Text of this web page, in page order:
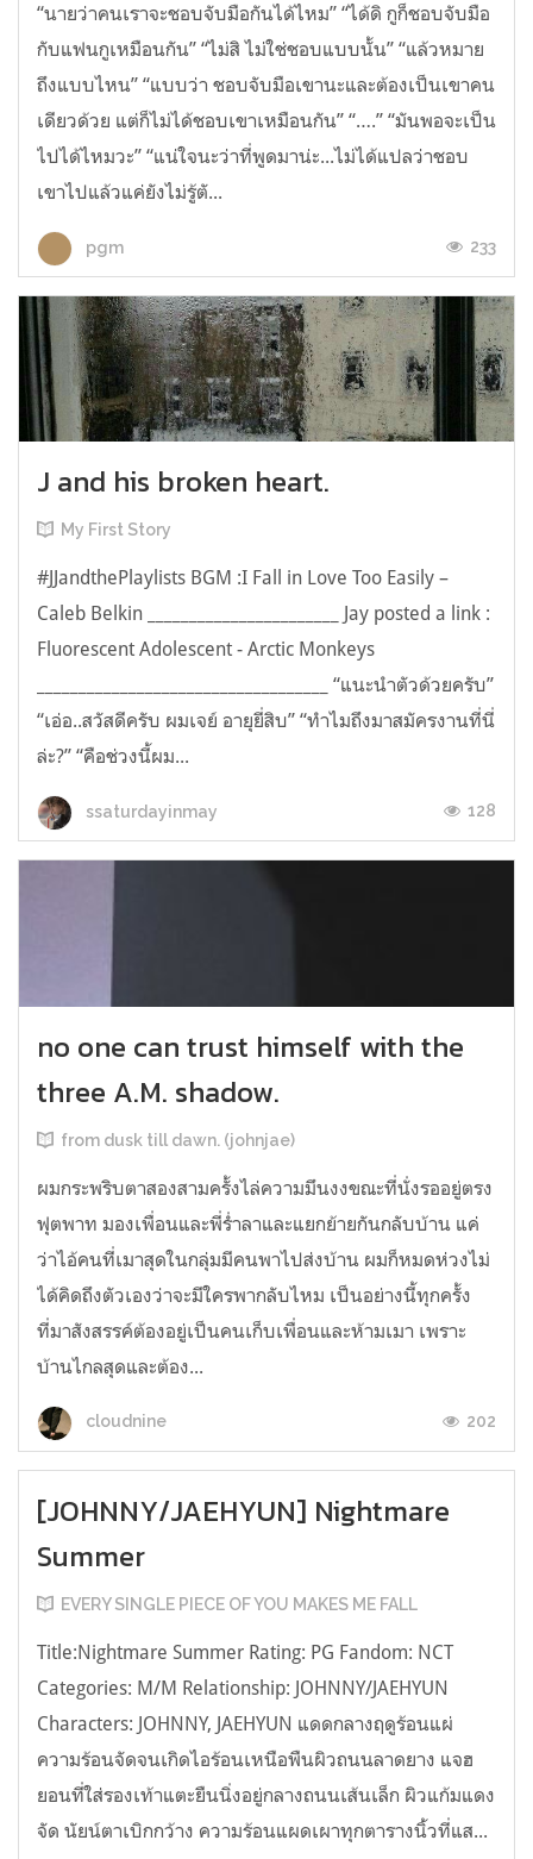
“นายว่าคนเราจะชอบจับมือกันได้ไหม” “ได้ดิ กูก็ชอบจับมือ
กับแฟนกูเหมือนกัน” “ไม่สิ ไม่ใช่ชอบแบบนั้น” “แล้วหมาย
ถึงแบบไหน” “แบบว่า ชอบจับมือเขานะและต้องเป็นเขาคน
เดียวด้วย แต่ก็ไม่ได้ชอบเขาเหมือนกัน” “….” “มันพอจะเป็น
ไปได้ไหมวะ” “แน่ใจนะว่าที่พูดมาน่ะ...ไม่ได้แปลว่าชอบ
เขาไปแล้วแค่ยังไม่รู้ตั...
pgm 233
J and his broken heart.
My First Story
#JJandthePlaylists BGM :I Fall in Love Too Easily –
Caleb Belkin _______________________ Jay posted a link :
Fluorescent Adolescent - Arctic Monkeys
___________________________________­­­­­­­ “แนะนำตัวด้วยครับ”
“เอ่อ..สวัสดีครับ ผมเจย์ อายุยี่สิบ” “ทำไมถึงมาสมัครงานที่นี่
ล่ะ?” “คือช่วงนี้ผม...
ssaturdayinmay 128
no one can trust himself with the
three A.M. shadow.
from dusk till dawn. (johnjae)
ผมกระพริบตาสองสามครั้งไล่ความมึนงงขณะที่นั่งรออยู่ตรง
ฟุตพาท มองเพื่อนและพี่ร่ำลาและแยกย้ายกันกลับบ้าน แค่
ว่าไอ้คนที่เมาสุดในกลุ่มมีคนพาไปส่งบ้าน ผมก็หมดห่วงไม่
ได้คิดถึงตัวเองว่าจะมีใครพากลับไหม เป็นอย่างนี้ทุกครั้ง
ที่มาสังสรรค์ต้องอยู่เป็นคนเก็บเพื่อนและห้ามเมา เพราะ
บ้านไกลสุดและต้อง...
cloudnine 202
[JOHNNY/JAEHYUN] Nightmare
Summer
EVERY SINGLE PIECE OF YOU MAKES ME FALL
Title:Nightmare Summer Rating: PG Fandom: NCT
Categories: M/M Relationship: JOHNNY/JAEHYUN
Characters: JOHNNY, JAEHYUN แดดกลางฤดูร้อนแผ่
ความร้อนจัดจนเกิดไอร้อนเหนือพืนผิวถนนลาดยาง แจฮ
ยอนที่ใส่รองเท้าแตะยืนนิ่งอยู่กลางถนนเส้นเล็ก ผิวแก้มแดง
จัด นัยน์ตาเบิกกว้าง ความร้อนแผดเผาทุกตารางนิ้วที่แส...